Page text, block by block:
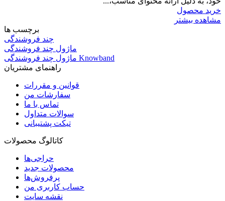
خرید محصول
مشاهده بیشتر
برچسب ها
چند فروشندگی
ماژول چند فروشندگی
ماژول چند فروشندگی Knowband
راهنمای مشتریان
قوانین و مقررات
سفارشات من
تماس با ما
سوالات متداول
تیکت پشتیبانی
کاتالوگ محصولات
حراجی‌ها
محصولات جدید
پرفروش‌ها
حساب کاربری من
نقشه سایت